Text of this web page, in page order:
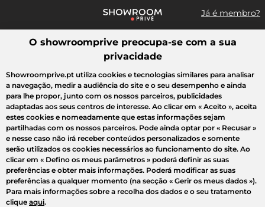
Já é membro?
Pesquisar uma marca, um artigo, uma venda...
Todas as vendas Moda Desporto Casa Criança Beleza
O showroomprive preocupa-se com a sua
privacidade
Showroomprive.pt utiliza cookies e tecnologias similares para analisar
a navegação, medir a audiência do site e o seu desempenho e ainda
para lhe propor, junto com os nossos parceiros, publicidades
adaptadas aos seus centros de interesse. Ao clicar em « Aceito », aceita
estes cookies e nomeadamente que estas informações sejam
partilhadas com os nossos parceiros. Pode ainda optar por « Recusar »
e nesse caso não irá receber conteúdos personalizados e somente
serão utilizados os cookies necessários ao funcionamento do site. Ao
clicar em « Defino os meus parâmetros » poderá definir as suas
preferências e obter mais informações. Poderá modificar as suas
preferências a qualquer momento (na secção « Gerir os meus dados »).
Para mais informações sobre a recolha dos dados e o seu tratamento
clique aqui.